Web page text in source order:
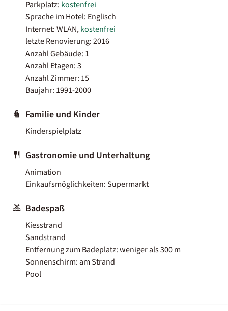
Parkplatz: kostenfrei
Sprache im Hotel: Englisch
Internet: WLAN,kostenfrei
letzte Renovierung: 2016
Anzahl Gebäude: 1
Anzahl Etagen: 3
Anzahl Zimmer: 15
Baujahr: 1991-2000
Familie und Kinder
Kinderspielplatz
Gastronomie und Unterhaltung
Animation
Einkaufsmöglichkeiten: Supermarkt
Badespaß
Kiesstrand
Sandstrand
Entfernung zum Badeplatz: weniger als 300 m
Sonnenschirm: am Strand
Pool